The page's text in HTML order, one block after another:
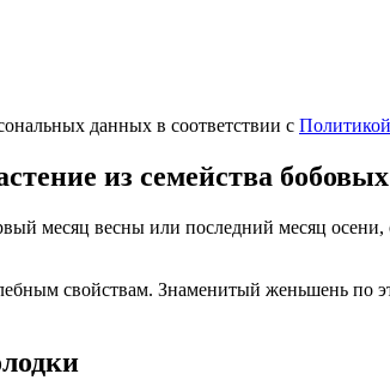
данных в соответствии с
из семейства бобовых
месяц весны или последний месяц
свойствам. Знаменитый женьшень по